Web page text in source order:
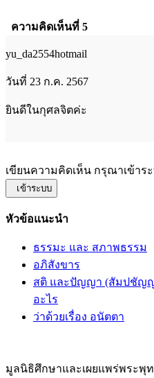
ความคิดเห็นที่ 5
yu_da2554hotmail
วันที่ 23 ก.ค. 2567
ยินดีในกุศลจิตค่ะ
เขียนความคิดเห็น กรุณาเข้าร
เข้าระบบ
หัวข้อแนะนำ
ธรรมะ และ สภาพธรรม
อภิสังขาร
สติ และปัญญา (สัมปชัญ
อะไร
ว่าด้วยเรื่อง อนัตตา
มูลนิธิศึกษาและเผยแพร่พระพุ